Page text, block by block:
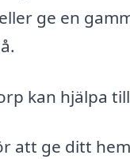
ge en
kan hjälpa
att ge ditt